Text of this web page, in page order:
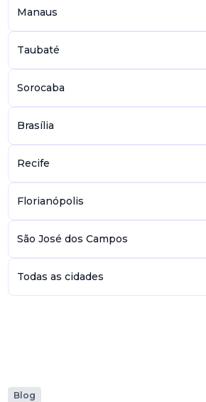
Manaus
Taubaté
Sorocaba
Brasília
Recife
Florianópolis
São José dos Campos
Todas as cidades
Blog